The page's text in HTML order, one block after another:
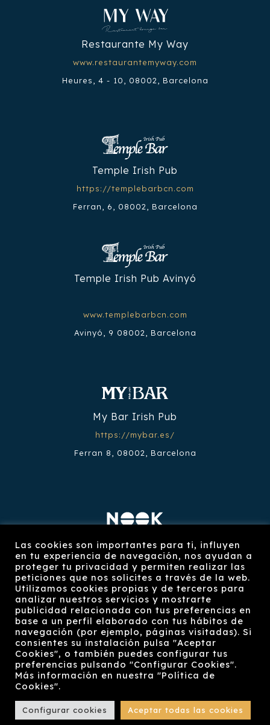
Restaurante My Way
www.restaurantemyway.com
Heures, 4 - 10, 08002, Barcelona
Temple Irish Pub
https://templebarbcn.com
Ferran, 6, 08002, Barcelona
Temple Irish Pub Avinyó
www.templebarbcn.com
Avinyó, 9 08002, Barcelona
My Bar Irish Pub
https://mybar.es/
Ferran 8, 08002, Barcelona
Restaurante Nook
https://restaurantenook.com/
Plaça Reial 8, 08002, Barcelona
© 2022 Grupo Degusplus, S.L. | All Rights
Reserved |
Las cookies son importantes para ti, influyen
en tu experiencia de navegación, nos ayudan a
proteger tu privacidad y permiten realizar las
peticiones que nos solicites a través de la web.
Utilizamos cookies propias y de terceros para
analizar nuestros servicios y mostrarte
publicidad relacionada con tus preferencias en
base a un perfil elaborado con tus hábitos de
navegación (por ejemplo, páginas visitadas). Si
consientes su instalación pulsa "Aceptar
Cookies", o también puedes configurar tus
preferencias pulsando "Configurar Cookies".
Más información en nuestra "Política de
Cookies".
Configurar cookies Aceptar todas las cookies